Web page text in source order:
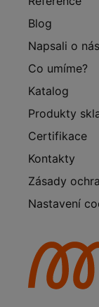
Blog
Napsali o nás
Co umíme?
Katalog
Produkty
Certifikace
Kontakty
Zásady
Nastavení